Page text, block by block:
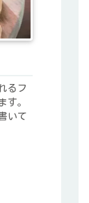
るフ
す。
いて